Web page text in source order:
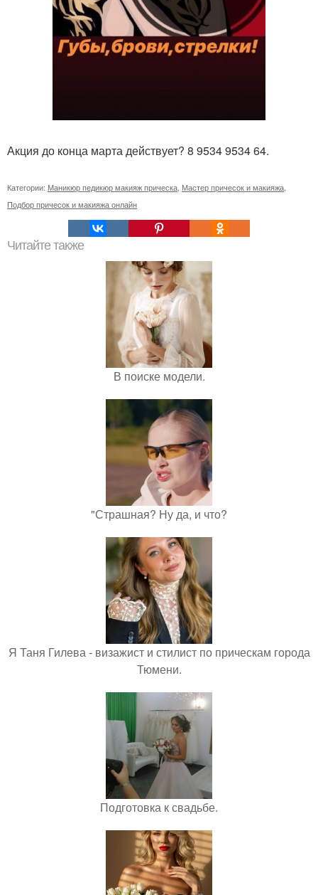
Акция до конца марта действует? 8 9534 9534 64.
Категории: Маникюр педикюр макияж прическа Мастер причесок и макияжа
Подбор причесок и макияжа онлайн
Читайте также
В поиске модели.
"Страшная? Ну да, и что?
Я Таня Гилева - визажист и стилист по прическам города
Тюмени.
Подготовка к свадьбе.